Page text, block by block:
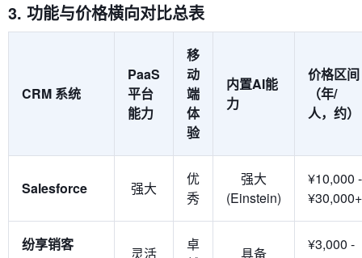
3. 功能与价格横向对比总表
CRM 系统
PaaS
平台
能力
移
动
端
体
验
内置AI能
力
价格区间
（年/
人，约）
Salesforce 强大
优
秀
强大
(Einstein)
¥10,000 -
¥30,000+
纷享销客
灵活
卓
具备
¥3,000 -